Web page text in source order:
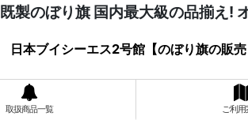
既製のぼり旗 国内最大級の品揃え!
日本ブイシーエス2号館【のぼり旗の
取扱商品一覧 ご利用